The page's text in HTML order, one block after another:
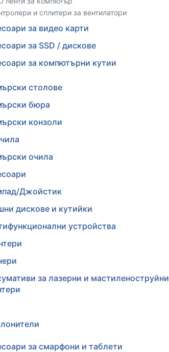
и сплитери за вентилатори
за видео карти
за SSD / дискове
за компютърни кутии
столове
бюра
конзоли
очила
Джойстик
дискове и кутийки
устройства
за лазерни и мастиленоструйни
за смарфони и таблети